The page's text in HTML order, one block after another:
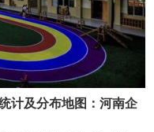
计及分布地图：河南企